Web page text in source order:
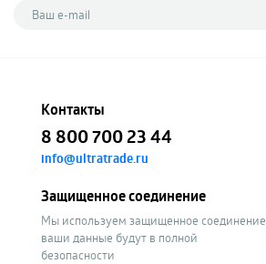
Контакты
8 800 700 23 44
info@ultratrade.ru
Защищенное соединение
Мы используем защищенное соединение
ваши данные будут в полной
безопасности